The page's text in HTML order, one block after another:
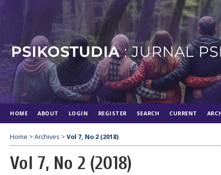
HOME ABOUT LOGIN REGISTER SEARCH CURRENT
Home > Archives > Vol 7, No 2 (2018)
Vol 7, No 2 (2018)